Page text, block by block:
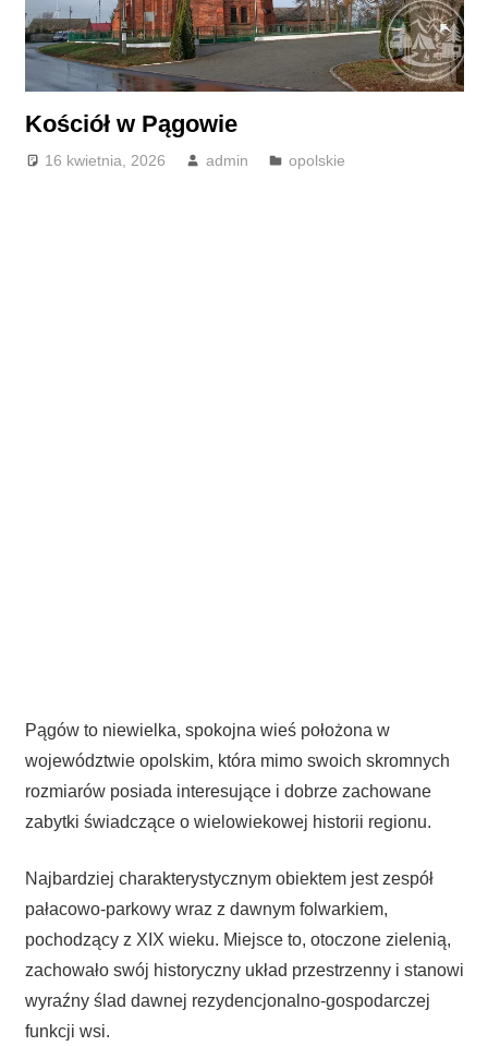
Kościół w Pągowie
16 kwietnia, 2026 admin opolskie
Pągów to niewielka, spokojna wieś położona w
województwie opolskim, która mimo swoich skromnych
rozmiarów posiada interesujące i dobrze zachowane
zabytki świadczące o wielowiekowej historii regionu.
Najbardziej charakterystycznym obiektem jest zespół
pałacowo-parkowy wraz z dawnym folwarkiem,
pochodzący z XIX wieku. Miejsce to, otoczone zielenią,
zachowało swój historyczny układ przestrzenny i stanowi
wyraźny ślad dawnej rezydencjonalno-gospodarczej
funkcji wsi.